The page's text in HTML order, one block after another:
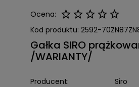
Ocena:
Kod produktu: 2592-
Gałka SIRO
/WARIANTY/
Producent:
Siro